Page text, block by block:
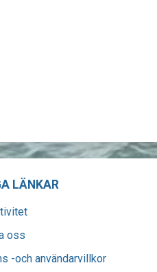
LÄNKAR
oss
-och användarvillkor